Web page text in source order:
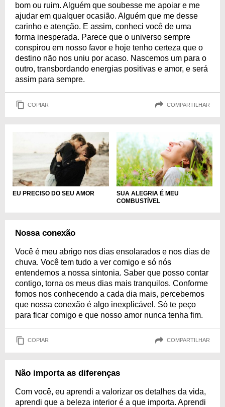
bom ou ruim. Alguém que soubesse me apoiar e me
ajudar em qualquer ocasião. Alguém que me desse
carinho e atenção. E assim, conheci você de uma
forma inesperada. Parece que o universo sempre
conspirou em nosso favor e hoje tenho certeza que o
destino não nos uniu por acaso. Nascemos um para o
outro, transbordando energias positivas e amor, e será
assim para sempre.
COPIAR COMPARTILHAR
EU PRECISO DO SEU AMOR
SUA ALEGRIA É MEU
COMBUSTÍVEL
Nossa conexão
Você é meu abrigo nos dias ensolarados e nos dias de
chuva. Você tem tudo a ver comigo e só nós
entendemos a nossa sintonia. Saber que posso contar
contigo, torna os meus dias mais tranquilos. Conforme
fomos nos conhecendo a cada dia mais, percebemos
que nossa conexão é algo inexplicável. Só te peço
para ficar comigo e que nosso amor nunca tenha fim.
COPIAR COMPARTILHAR
Não importa as diferenças
Com você, eu aprendi a valorizar os detalhes da vida,
aprendi que a beleza interior é a que importa. Aprendi